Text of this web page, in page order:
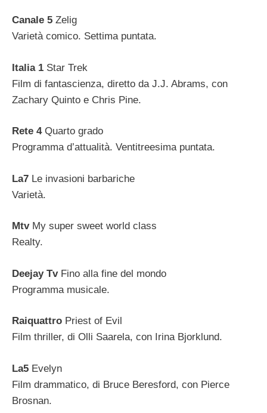
Canale 5 Zelig
Varietà comico. Settima puntata.
Italia 1 Star Trek
Film di fantascienza, diretto da J.J. Abrams, con
Zachary Quinto e Chris Pine.
Rete 4Quarto grado
Programma d’attualità. Ventitreesima puntata.
La7 Le invasioni barbariche
Varietà.
Mtv My super sweet world class
Realty.
Deejay TvFino alla fine del mondo
Programma musicale.
Raiquattro Priest of Evil
Film thriller, di Olli Saarela, con Irina Bjorklund.
La5 Evelyn
Film drammatico, di Bruce Beresford, con Pierce
Brosnan.